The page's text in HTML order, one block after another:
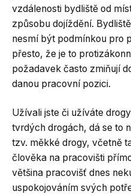
vzdálenosti bydliště od
způsobu dojíždění.
nesmí být podmínkou pro
přesto, že je to
požadavek často zmiňují
danou pracovní pozici.
Užívali jste či užíváte
tvrdých drogách, dá se to
tzv. měkké drogy, včetně
člověka na pracovišti
většina pracovišť dnes
uspokojováním svých